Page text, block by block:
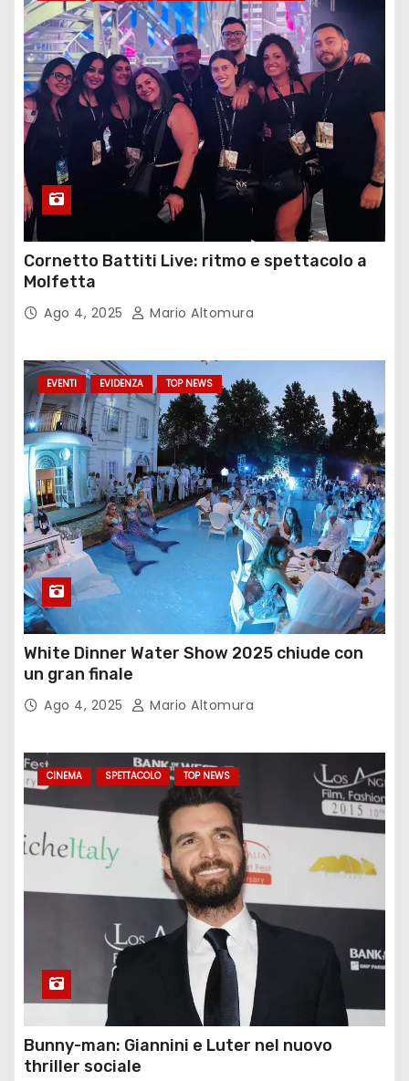
Cornetto Battiti Live: ritmo e spettacolo a
Molfetta
Ago 4, 2025 Mario Altomura
EVENTI EVIDENZA TOP NEWS
White Dinner Water Show 2025 chiude con
un gran finale
Ago 4, 2025 Mario Altomura
CINEMA SPETTACOLO TOP NEWS
Bunny-man: Giannini e Luter nel nuovo
thriller sociale